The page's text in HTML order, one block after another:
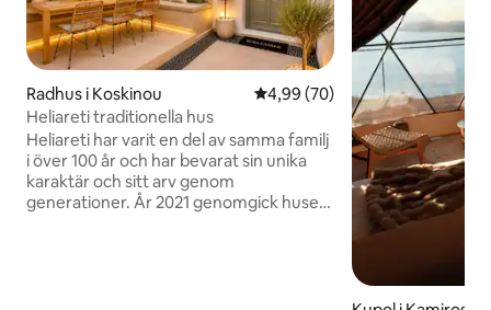
Radhus i Koskinou 4,99 av 5 i genomsnittligt
4,99 (70)
Heliareti traditionella hus
Heliareti har varit en del av samma familj
i över 100 år och har bevarat sin unika
karaktär och sitt arv genom
generationer. År 2021 genomgick huset